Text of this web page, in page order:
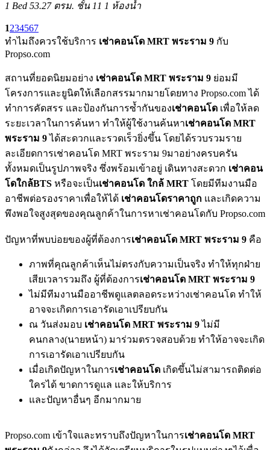
1 Bed 53.27 ตรม. ชั้น 11 1 ห้องน้ำ
1234567
ทำไมถึงควรใช้บริการ เช่าคอนโด MRT พระราม 9 กับ
Propso.com
สถานที่ยอดนิยมอย่าง เช่าคอนโด MRT พระราม 9 ย่อมมี
โครงการและยูนิตให้เลือกสรรมากมายโดยทาง Propso.com ได้
ทำการคัดสรร และป้องกันการซ้ำกันของเช่าคอนโด เพื่อให้ลด
ระยะเวลาในการค้นหา ทำให้ผู้ใช้งานค้นหาเช่าคอนโด MRT
พระราม 9ได้สะดวกและรวดเร็วยิ่งขึ้น โดยได้รวบรวมราย
ละเอียดการเช่าคอนโด MRT พระราม 9มาอย่างครบครัน
ทั้งหมดเป็นรูปภาพจริง ซึ่งพร้อมเข้าอยู่ เดินทางสะดวก เช่าคอน
โดใกล้BTS หรือจะเป็นเช่าคอนโด ใกล้ MRT โดยมีทีมงานมือ
อาชีพต่อรองราคาเพื่อให้ได้ เช่าคอนโดราคาถูก และเกิดความ
พึงพอใจสูงสุดของคุณลูกค้าในการหาเช่าคอนโดกับ Propso.com
ปัญหาที่พบบ่อยของผู้ที่ต้องการเช่าคอนโด MRT พระราม 9 คือ
ภาพที่คุณลูกค้าเห็นไม่ตรงกับความเป็นจริง ทำให้ทุกฝ่าย
เสียเวลารวมถึง ผู้ที่ต้องการเช่าคอนโด MRT พระราม 9
ไม่มีทีมงานมืออาชีพดูแลตลอดระหว่างเช่าคอนโด ทำให้
อาจจะเกิดการเอารัดเอาเปรียบกัน
ณ วันส่งมอบ เช่าคอนโด MRT พระราม 9ไม่มี
คนกลาง(นายหน้า) มาร่วมตรวจสอบด้วย ทำให้อาจจะเกิด
การเอารัดเอาเปรียบกัน
เมื่อเกิดปัญหาในการเช่าคอนโด เกิดขึ้นไม่สามารถติดต่อ
ใครได้ ขาดการดูแล และให้บริการ
และปัญหาอื่นๆ อีกมากมาย
Propso.com เข้าใจและทราบถึงปัญหาในการเช่าคอนโด MRT